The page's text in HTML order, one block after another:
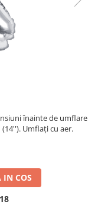
înainte de umflare
Umflați cu aer.
IN COS